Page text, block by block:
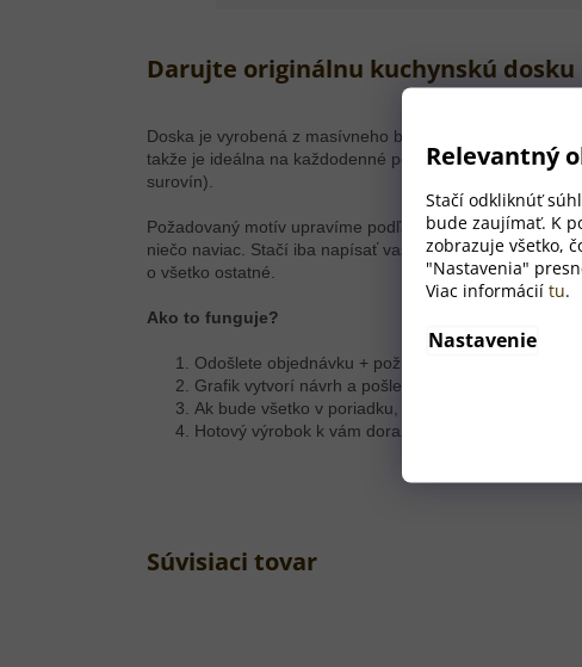
Relevantný
Stačí odkliknúť
bude zaujímať. K
zobrazuje všetko,
"Nastavenia"
Viac informácií tu.
Nastavenie
Súvisiaci tovar
Darujte originálnu kuchynskú
Doska je vyrobená z masívneho bukového dreva a má
takže je ideálna na každodenné používanie (krájanie
surovín).
Požadovaný motív upravíme podľa potreby, a to bez
niečo naviac. Stačí iba napísať vaše prianie do
o všetko ostatné.
Ako to funguje?
Odošlete objednávku + požiadavku na úpravu
Grafik vytvorí návrh a pošle vám náhľad na e-mail.
Ak bude všetko v poriadku, okamžite sa pustíme
Hotový výrobok k vám dorazí najneskôr o týždeň.